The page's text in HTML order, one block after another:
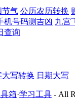
节气 公历农历转换
机号码测吉凶 九宫
查询
大写转换 日期大写
箱·学习工具 - All